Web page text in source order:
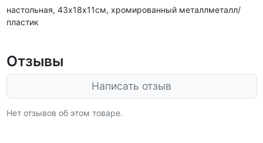
настольная, 43х18х11см, хромированный металлметалл/
пластик
Отзывы
Написать отзыв
Нет отзывов об этом товаре.